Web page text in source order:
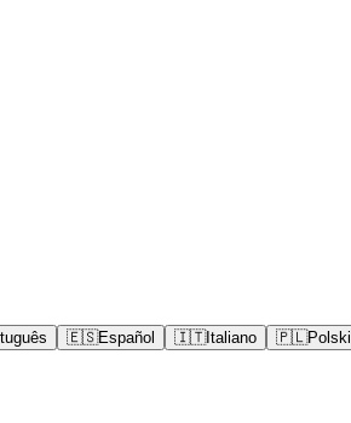
🇪🇸Español 🇮🇹Italiano 🇵🇱Polski